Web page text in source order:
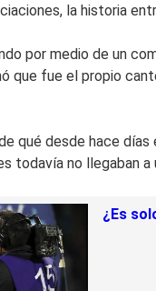
la historia
por medio de un
que fue el propio
qué desde hace días
todavía no llegaban
¿Es